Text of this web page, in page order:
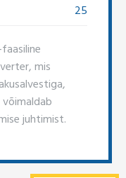
25
mis
juhtimist.